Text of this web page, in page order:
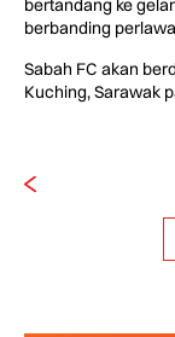
bertandang ke
berbanding
Sabah FC akan
Kuching, Sarawak